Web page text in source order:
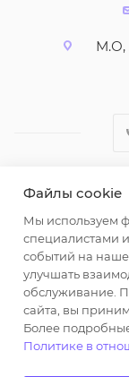
М.О,
2026
Любая
характер и
на https://
наличии
Файлы cookie
Мы используем
специалистами
событий на
улучшать
обслуживание.
сайта, вы
Более
Политике в